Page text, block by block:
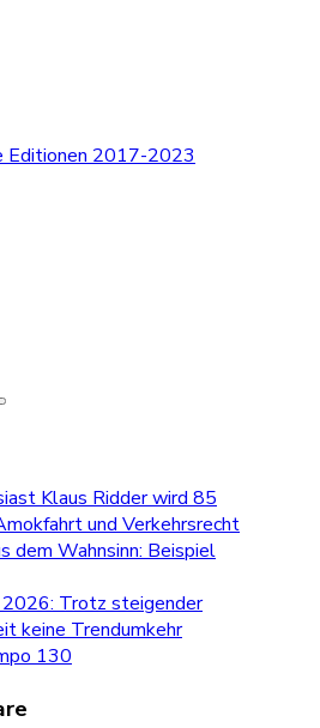
Editionen 2017-2023
Klaus Ridder wird 85
und Verkehrsrecht
dem Wahnsinn: Beispiel
Trotz steigender
keine Trendumkehr
130